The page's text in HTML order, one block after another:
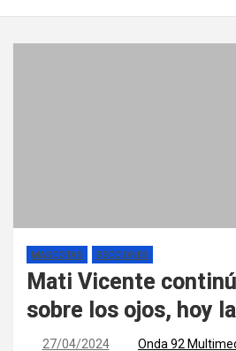
MASCOTAS SECCIONES
Mati Vicente
sobre los ojos, hoy
27/04/2024 Onda 92